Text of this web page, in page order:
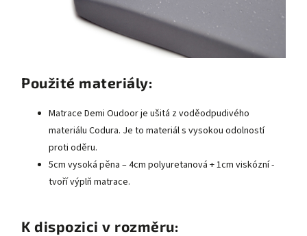
Použité materiály:
Matrace Demi Oudoor je ušitá z voděodpudivého
materiálu Codura. Je to materiál s vysokou odolností
proti oděru.
5cm vysoká pěna – 4cm polyuretanová + 1cm viskózní -
tvoří výplň matrace.
K dispozici v rozměru: